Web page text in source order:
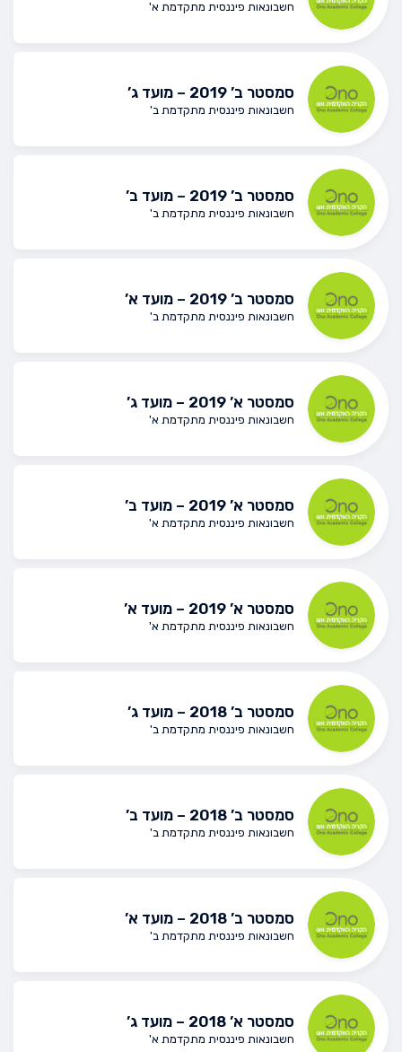
חשבונאות פיננסית מתקדמת א'
סמסטר ב’ 2019 – מועד ג’
חשבונאות פיננסית מתקדמת ב'
סמסטר ב’ 2019 – מועד ב’
חשבונאות פיננסית מתקדמת ב'
סמסטר ב’ 2019 – מועד א’
חשבונאות פיננסית מתקדמת ב'
סמסטר א’ 2019 – מועד ג’
חשבונאות פיננסית מתקדמת א'
סמסטר א’ 2019 – מועד ב’
חשבונאות פיננסית מתקדמת א'
סמסטר א’ 2019 – מועד א’
חשבונאות פיננסית מתקדמת א'
סמסטר ב’ 2018 – מועד ג’
חשבונאות פיננסית מתקדמת ב'
סמסטר ב’ 2018 – מועד ב’
חשבונאות פיננסית מתקדמת ב'
סמסטר ב’ 2018 – מועד א’
חשבונאות פיננסית מתקדמת ב'
סמסטר א’ 2018 – מועד ג’
חשבונאות פיננסית מתקדמת א'